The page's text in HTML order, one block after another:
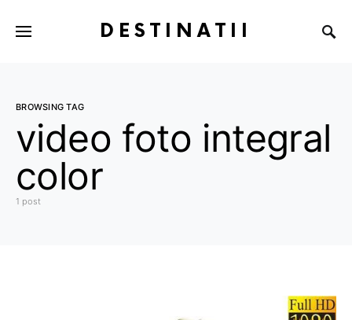
DESTINATII
BROWSING TAG
video foto integral
color
1 post